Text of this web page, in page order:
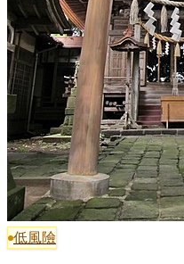
低風險